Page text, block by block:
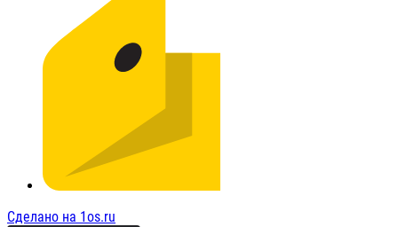
Сделано на 1os.ru